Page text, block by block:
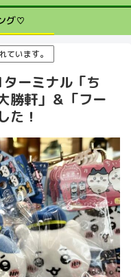
グ♡
ています。
ーミナル「ち
勝軒」＆「フー
た！